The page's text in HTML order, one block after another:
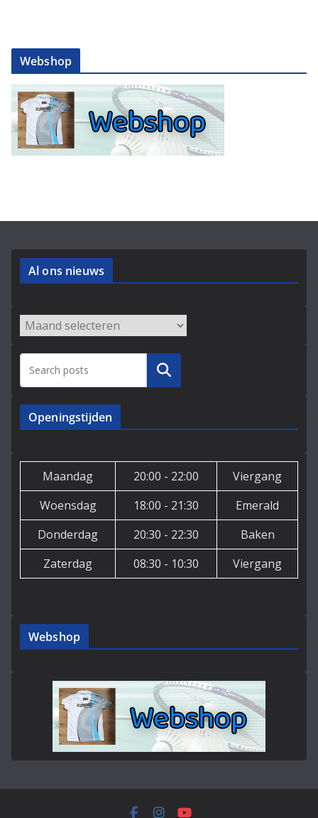
Webshop
Al ons nieuws
Archieven
Zoeken
Openingstijden
Maandag 20:00 - 22:00
Viergang
Woensdag
18:00 - 21:30
Emerald
Donderdag
20:30 - 22:30
Baken
Zaterdag
08:30 - 10:30 Viergang
Webshop